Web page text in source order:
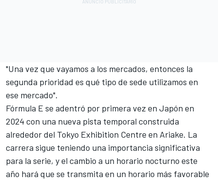
"Una vez que vayamos a los mercados, entonces la
segunda prioridad es qué tipo de sede utilizamos en
ese mercado".
Fórmula E se adentró por primera vez en Japón en
2024 con una nueva pista temporal construida
alrededor del Tokyo Exhibition Centre en Ariake. La
carrera sigue teniendo una importancia significativa
para la serie, y el cambio a un horario nocturno este
año hará que se transmita en un horario más favorable